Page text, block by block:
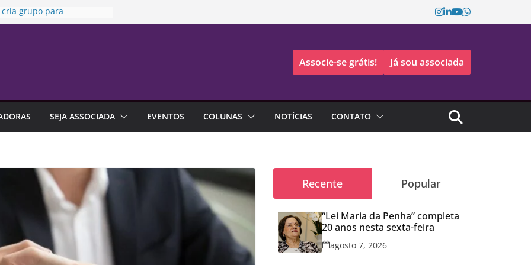
cria grupo para
uso de seguros em
indica que endividamento
da série histórica
Associe-se grátis! Já sou associada
SEJA ASSOCIADA EVENTOS COLUNAS NOTÍCIAS CONTATO
Recente Popular
“Lei Maria da Penha” completa
20 anos nesta sexta-feira
agosto 7, 2026